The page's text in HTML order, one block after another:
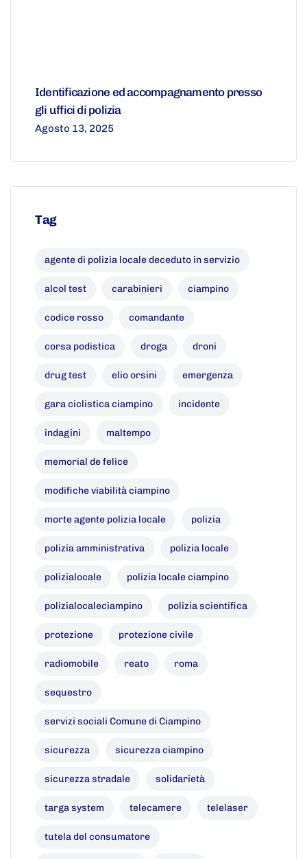
Identificazione ed accompagnamento presso
gli uffici di polizia
Agosto 13, 2025
Tag
agente di polizia locale deceduto in servizio
alcol test carabinieri ciampino
codice rosso comandante
corsa podistica droga droni
drug test elio orsini emergenza
gara ciclistica ciampino incidente
indagini maltempo
memorial de felice
modifiche viabilità ciampino
morte agente polizia locale polizia
polizia amministrativa polizia locale
polizialocale polizia locale ciampino
polizialocaleciampino polizia scientifica
protezione protezione civile
radiomobile reato roma
sequestro
servizi sociali Comune di Ciampino
sicurezza sicurezza ciampino
sicurezza stradale solidarietà
targa system telecamere telelaser
tutela del consumatore